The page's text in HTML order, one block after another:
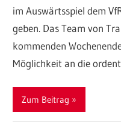
im Auswärtsspiel dem
geben. Das Team von
kommenden
Möglichkeit an die
Zum Beitrag